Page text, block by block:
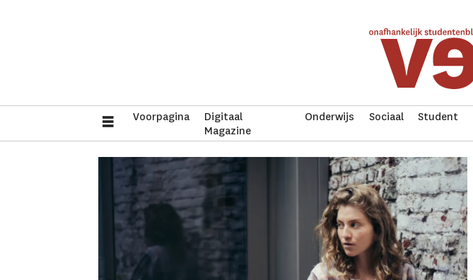
Voorpagina
Digitaal
Magazine
Onderwijs Sociaal Student
charlotte